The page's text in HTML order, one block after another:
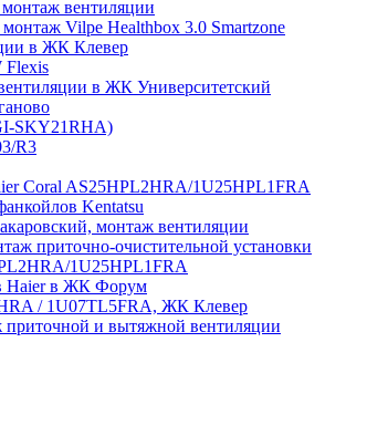
вентиляции
Vilpe Healthbox 3.0 Smartzone
в ЖК Клевер
Flexis
в ЖК Университетский
SKY21RHA)
R3
Coral AS25HPL2HRA/1U25HPL1FRA
Kentatsu
монтаж вентиляции
приточно-очистительной установки
1U25HPL1FRA
Haier в ЖК Форум
/ 1U07TL5FRA, ЖК Клевер
и вытяжной вентиляции